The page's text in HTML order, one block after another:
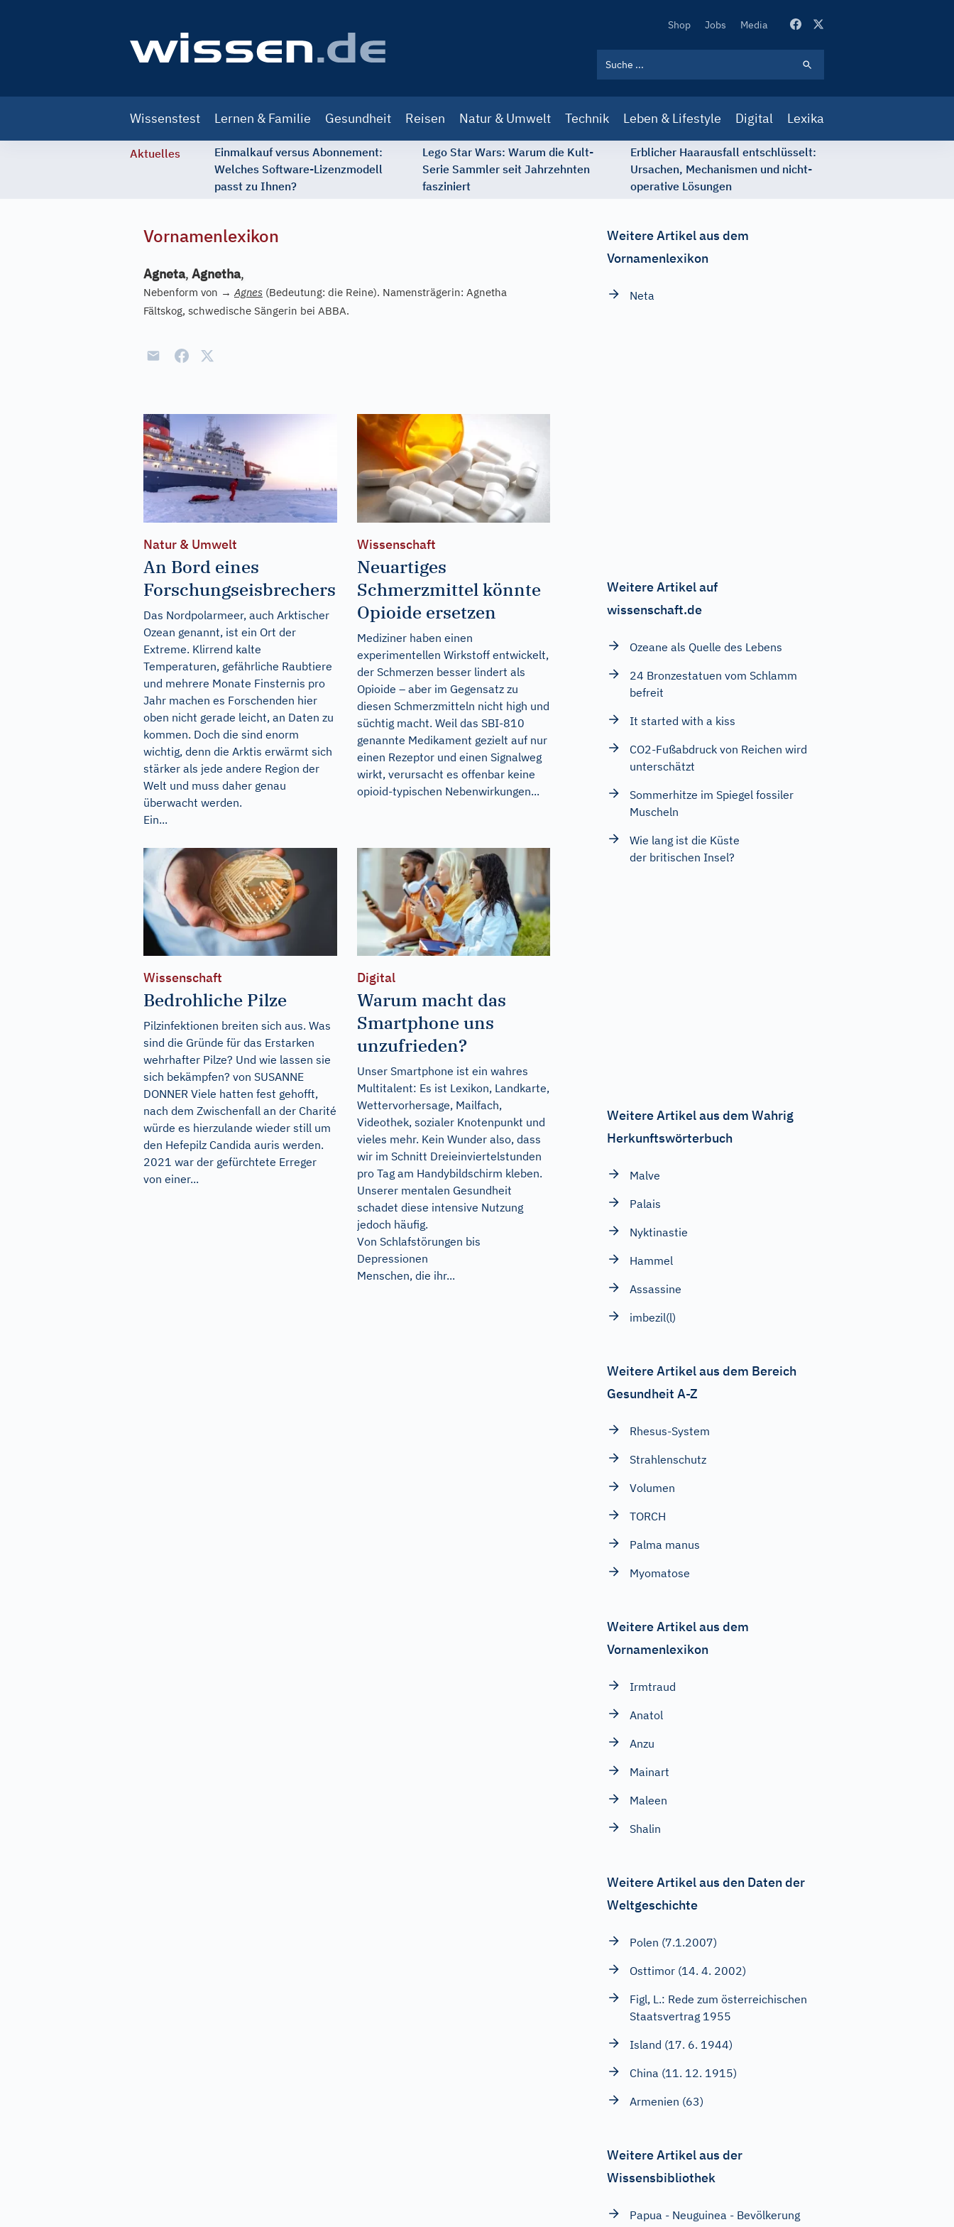
Secondary
Shop Jobs Media
navigation
Wissenstest Lernen & Familie Gesundheit Reisen Natur & Umwelt Technik Leben & Lifestyle Digital Lexika
Aktuelles
Einmalkauf versus Abonnement:
Welches Software-Lizenzmodell
passt zu Ihnen?
Lego Star Wars: Warum die Kult-
Serie Sammler seit Jahrzehnten
fasziniert
Erblicher Haarausfall entschlüsselt:
Ursachen, Mechanismen und nicht-
operative Lösungen
Vornamenlexikon
Agneta, Agnetha,
Nebenform von →Agnes (Bedeutung: die Reine). Namensträgerin: Agnetha
Fältskog, schwedische Sängerin bei ABBA.
Natur & Umwelt
An Bord eines
Forschungseisbrechers
Das Nordpolarmeer, auch Arktischer
Ozean genannt, ist ein Ort der
Extreme. Klirrend kalte
Temperaturen, gefährliche Raubtiere
und mehrere Monate Finsternis pro
Jahr machen es Forschenden hier
oben nicht gerade leicht, an Daten zu
kommen. Doch die sind enorm
wichtig, denn die Arktis erwärmt sich
stärker als jede andere Region der
Welt und muss daher genau
überwacht werden.
Ein...
Wissenschaft
Neuartiges
Schmerzmittel könnte
Opioide ersetzen
Mediziner haben einen
experimentellen Wirkstoff entwickelt,
der Schmerzen besser lindert als
Opioide – aber im Gegensatz zu
diesen Schmerzmitteln nicht high und
süchtig macht. Weil das SBI-810
genannte Medikament gezielt auf nur
einen Rezeptor und einen Signalweg
wirkt, verursacht es offenbar keine
opioid-typischen Nebenwirkungen...
Wissenschaft
Bedrohliche Pilze
Pilzinfektionen breiten sich aus. Was
sind die Gründe für das Erstarken
wehrhafter Pilze? Und wie lassen sie
sich bekämpfen? von SUSANNE
DONNER Viele hatten fest gehofft,
nach dem Zwischenfall an der Charité
würde es hierzulande wieder still um
den Hefepilz Candida auris werden.
2021 war der gefürchtete Erreger
von einer...
Digital
Warum macht das
Smartphone uns
unzufrieden?
Unser Smartphone ist ein wahres
Multitalent: Es ist Lexikon, Landkarte,
Wettervorhersage, Mailfach,
Videothek, sozialer Knotenpunkt und
vieles mehr. Kein Wunder also, dass
wir im Schnitt Dreieinviertelstunden
pro Tag am Handybildschirm kleben.
Unserer mentalen Gesundheit
schadet diese intensive Nutzung
jedoch häufig.
Von Schlafstörungen bis
Depressionen
Menschen, die ihr...
Weitere Artikel aus dem
Vornamenlexikon
Neta
Weitere Artikel auf
wissenschaft.de
Ozeane als Quelle des Lebens
24 Bronzestatuen vom Schlamm
befreit
It started with a kiss
CO2-Fußabdruck von Reichen wird
unterschätzt
Sommerhitze im Spiegel fossiler
Muscheln
Wie lang ist die Küste
der britischen Insel?
Weitere Artikel aus dem Wahrig
Herkunftswörterbuch
Malve
Palais
Nyktinastie
Hammel
Assassine
imbezil(l)
Weitere Artikel aus dem Bereich
Gesundheit A-Z
Rhesus-System
Strahlenschutz
Volumen
TORCH
Palma manus
Myomatose
Weitere Artikel aus dem
Vornamenlexikon
Irmtraud
Anatol
Anzu
Mainart
Maleen
Shalin
Weitere Artikel aus den Daten der
Weltgeschichte
Polen (7.1.2007)
Osttimor (14. 4. 2002)
Figl, L.: Rede zum österreichischen
Staatsvertrag 1955
Island (17. 6. 1944)
China (11. 12. 1915)
Armenien (63)
Weitere Artikel aus der
Wissensbibliothek
Papua - Neuguinea - Bevölkerung